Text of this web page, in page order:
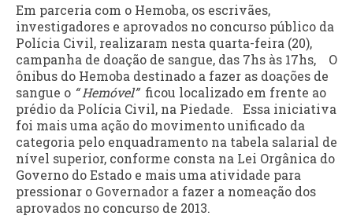
Em parceria com o Hemoba, os escrivães,
investigadores e aprovados no concurso público da
Polícia Civil, realizaram nesta quarta-feira (20),
campanha de doação de sangue, das 7hs às 17hs, O
ônibus do Hemoba destinado a fazer as doações de
sangue o “ Hemóvel”ficou localizado em frente ao
prédio da Polícia Civil, na Piedade. Essa iniciativa
foi mais uma ação do movimento unificado da
categoria pelo enquadramento na tabela salarial de
nível superior, conforme consta na Lei Orgânica do
Governo do Estado e mais uma atividade para
pressionar o Governador a fazer a nomeação dos
aprovados no concurso de 2013.